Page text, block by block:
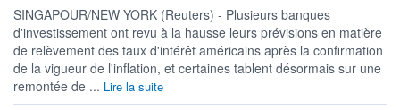
SINGAPOUR/NEW YORK (Reuters) - Plusieurs banques
d'investissement ont revu à la hausse leurs prévisions en matière
de relèvement des taux d'intérêt américains après la confirmation
de la vigueur de l'inflation, et certaines tablent désormais sur une
remontée de ... Lire la suite